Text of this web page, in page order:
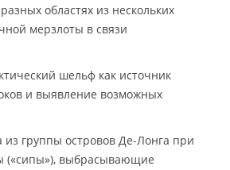
областях из нескольких
мерзлоты в связи
шельф как источник
и выявление возможных
из группы островов Де-Лонга при
(«сипы»), выбрасывающие